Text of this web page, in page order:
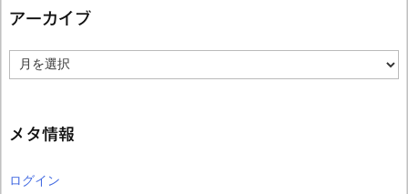
アーカイブ
ー
ブ
メタ情報
ログイン